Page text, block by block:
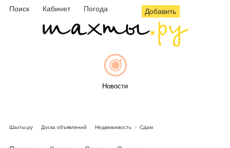
Поиск Кабинет Погода Добавить
Новости
Шахты.ру Доска объявлений Недвижимость Сдаю